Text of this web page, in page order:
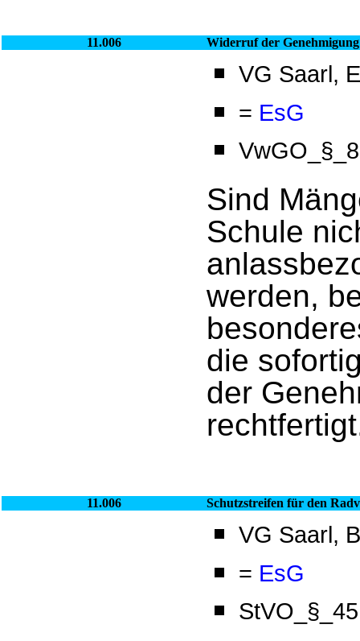
11.006 Widerruf der
VG Saarl,
= EsG
Sind
Schule
werden,
die
der
11.006 Schutzstreifen für den
VG Saarl,
= EsG